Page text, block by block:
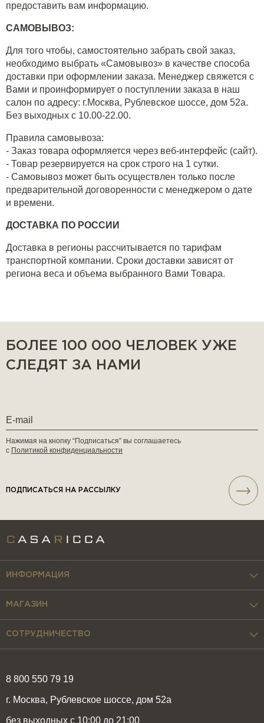
предоставить вам информацию.
САМОВЫВОЗ:
Для того чтобы, самостоятельно забрать свой заказ,
необходимо выбрать «Самовывоз» в качестве способа
доставки при оформлении заказа. Менеджер свяжется с
Вами и проинформирует о поступлении заказа в наш
салон по адресу: г.Москва, Рублевское шоссе, дом 52а.
Без выходных с 10.00-22.00.
Правила самовывоза:
- Заказ товара оформляется через веб-интерфейс (сайт).
- Товар резервируется на срок строго на 1 сутки.
- Самовывоз может быть осуществлен только после
предварительной договоренности с менеджером о дате
и времени.
ДОСТАВКА ПО РОССИИ
Доставка в регионы рассчитывается по тарифам
транспортной компании. Сроки доставки зависят от
региона веса и объема выбранного Вами Товара.
БОЛЕЕ 100 000 ЧЕЛОВЕК УЖЕ
СЛЕДЯТ ЗА НАМИ
Нажимая на кнопку “Подписаться” вы соглашаетесь
с Политикой конфиденциальности
ПОДПИСАТЬСЯ НА РАССЫЛКУ
8 800 550 79 19
г. Москва, Рублевское шоссе, дом 52а
без выходных с 10:00 до 21:00
ИНФОРМАЦИЯ
МАГАЗИН
СОТРУДНИЧЕСТВО